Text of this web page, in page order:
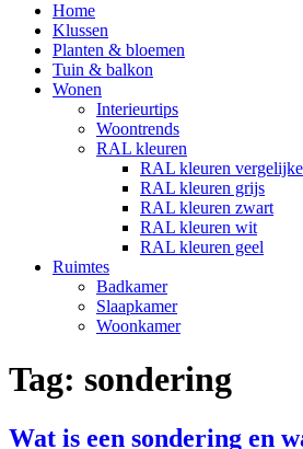
Home
Klussen
Planten & bloemen
Tuin & balkon
Wonen
Interieurtips
Woontrends
RAL kleuren
RAL kleuren
RAL kleuren grijs
RAL kleuren zwart
RAL kleuren wit
RAL kleuren geel
Ruimtes
Badkamer
Slaapkamer
Woonkamer
Tag: sondering
Wat is een sondering en